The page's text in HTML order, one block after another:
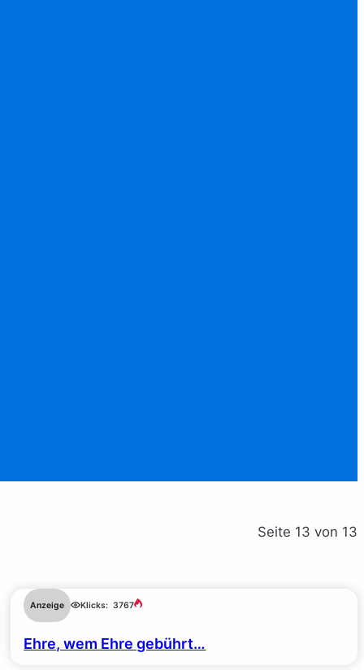
Seite 13 von 13
Anzeige Klicks: 3767
Ehre, wem Ehre gebührt…